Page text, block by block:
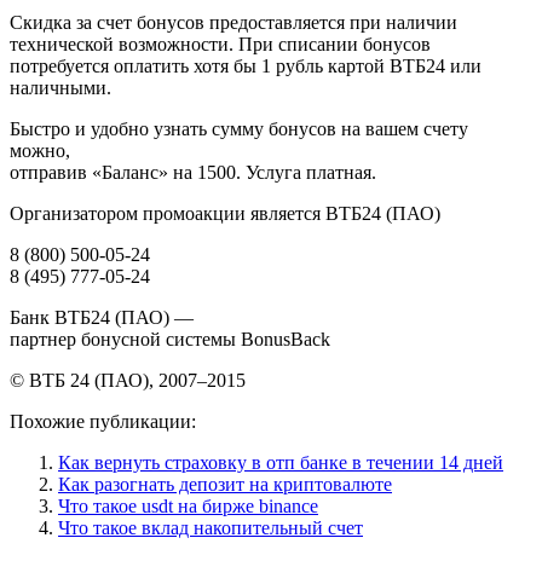
Скидка за счет бонусов предоставляется при наличии
технической возможности. При списании бонусов
потребуется оплатить хотя бы 1 рубль картой ВТБ24 или
наличными.
Быстро и удобно узнать сумму бонусов на вашем счету
можно,
отправив «Баланс» на 1500. Услуга платная.
Организатором промоакции является ВТБ24 (ПАО)
8 (800) 500-05-24
8 (495) 777-05-24
Банк ВТБ24 (ПАО) —
партнер бонусной системы BonusBack
© ВТБ 24 (ПАО), 2007–2015
Похожие публикации:
Как вернуть страховку в отп банке в течении 14 дней
Как разогнать депозит на криптовалюте
Что такое usdt на бирже binance
Что такое вклад накопительный счет